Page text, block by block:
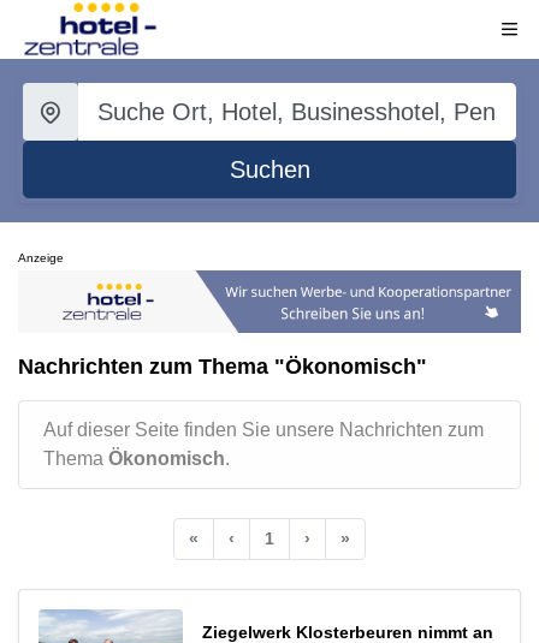
Suchen
Anzeige
Nachrichten zum Thema "Ökonomisch"
Auf dieser Seite finden Sie unsere Nachrichten zum
Thema Ökonomisch.
« ‹ 1 › »
Ziegelwerk Klosterbeuren nimmt an